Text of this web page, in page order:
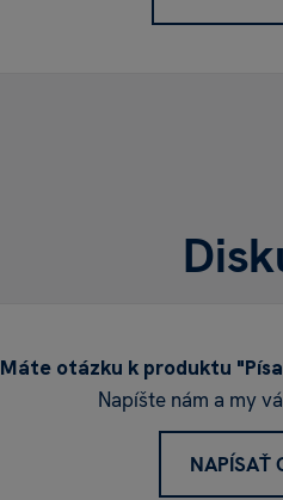
Máte otázku k produktu
Napíšte nám a my
NAPÍSAŤ